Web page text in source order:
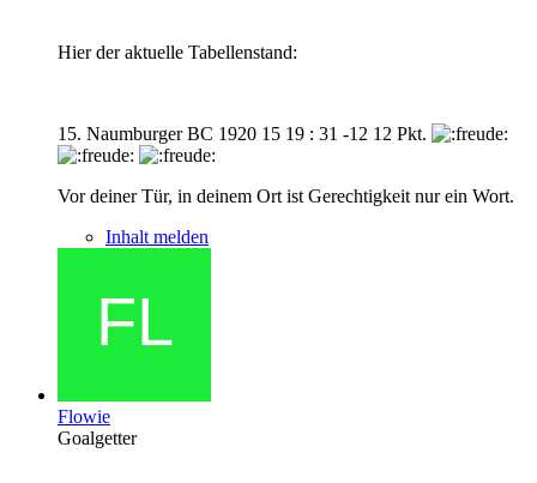
Hier der aktuelle Tabellenstand:
15. Naumburger BC 1920 15 19 : 31 -12 12 Pkt.
Vor deiner Tür, in deinem Ort ist Gerechtigkeit nur ein Wort.
Inhalt melden
Flowie
Goalgetter